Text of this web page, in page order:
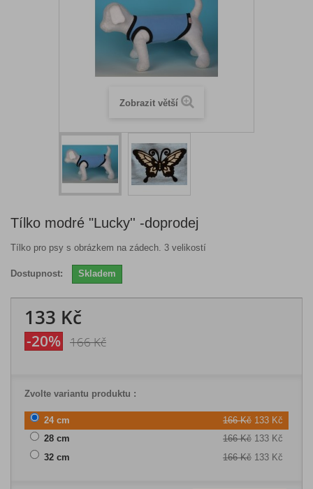
Zobrazit větší
Tílko modré "Lucky'' -doprodej
Tílko pro psy s obrázkem na zádech. 3 velikostí
Dostupnost: Skladem
133 Kč
-20% 166 Kč
Zvolte variantu produktu :
24 cm 166 Kč 133 Kč
28 cm
166 Kč 133 Kč
32 cm
166 Kč 133 Kč